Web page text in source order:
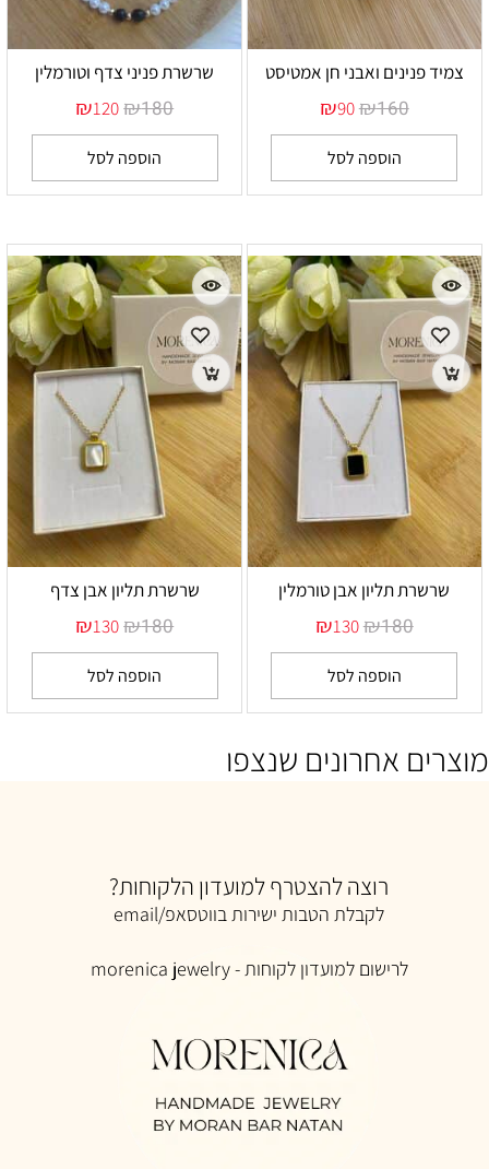
צמיד פנינים ואבני חן אמטיסט
₪160
₪90
הוספה לסל
שרשרת פניני צדף וטורמלין
₪180
₪120
הוספה לסל
שרשרת תליון אבן טורמלין
₪180
₪130
הוספה לסל
שרשרת תליון אבן צדף
₪180
₪130
הוספה לסל
מוצרים אחרונים שנצפו
רוצה להצטרף למועדון הלקוחות?
לקבלת הטבות ישירות בווטסאפ/email
לרישום למועדון לקוחות -morenica jewelry